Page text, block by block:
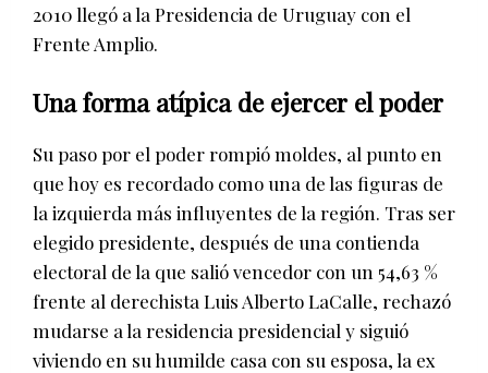
2010 llegó a la Presidencia de Uruguay con el
Frente Amplio.
Una forma atípica de ejercer el poder
Su paso por el poder rompió moldes, al punto en
que hoy es recordado como una de las figuras de
la izquierda más influyentes de la región. Tras ser
elegido presidente, después de una contienda
electoral de la que salió vencedor con un 54,63 %
frente al derechista Luis Alberto LaCalle, rechazó
mudarse a la residencia presidencial y siguió
viviendo en su humilde casa con su esposa, la ex